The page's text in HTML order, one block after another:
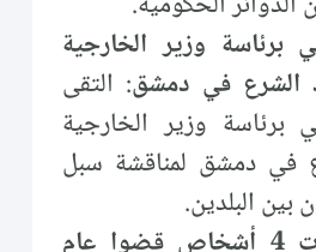
برئاسة وزير الخارجية
الشرع في دمشق: التقى
برئاسة وزير الخارجية
في دمشق لمناقشة سبل
بين البلدين.